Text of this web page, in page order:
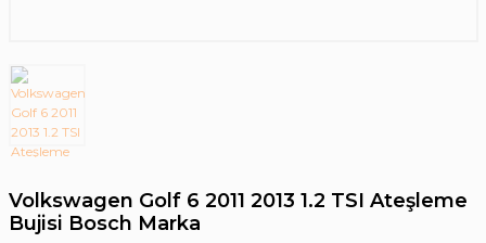
Volkswagen Golf 6 2011 2013 1.2 TSI Ateşleme
Bujisi Bosch Marka